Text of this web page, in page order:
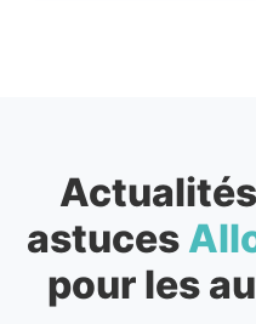
astuces
pour les